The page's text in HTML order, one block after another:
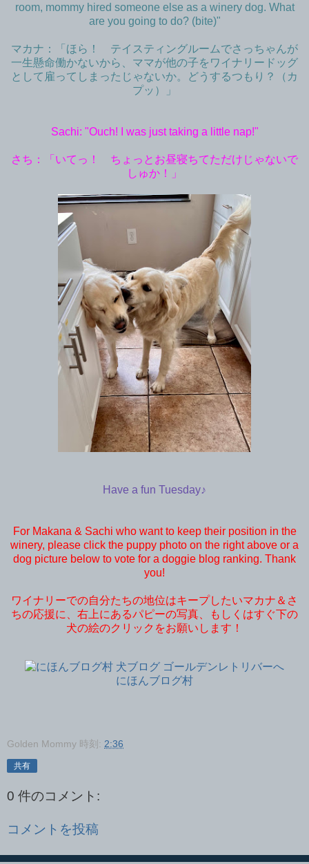
room, mommy hired someone else as a winery dog. What
are you going to do? (bite)"
マカナ：「ほら！ テイスティングルームでさっちゃんが
一生懸命働かないから、ママが他の子をワイナリードッグ
として雇ってしまったじゃないか。どうするつもり？（カ
プッ）」
Sachi: "Ouch! I was just taking a little nap!"
さち：「いてっ！ ちょっとお昼寝ちてただけじゃないで
しゅか！」
Have a fun Tuesday♪
For Makana & Sachi who want to keep their position in the
winery, please click the puppy photo on the right above or a
dog picture below to vote for a doggie blog ranking. Thank
you!
ワイナリーでの自分たちの地位はキープしたいマカナ＆さ
ちの応援に、右上にあるパピーの写真、もしくはすぐ下の
犬の絵のクリックをお願いします！
にほんブログ村
Golden Mommy 時刻: 2:36
共有
0 件のコメント:
コメントを投稿